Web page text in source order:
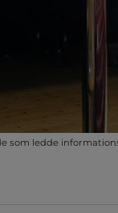
som ledde